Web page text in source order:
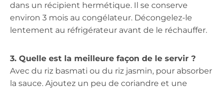
dans un récipient hermétique. Il se conserve
environ 3 mois au congélateur. Décongelez-le
lentement au réfrigérateur avant de le réchauffer.
3. Quelle est la meilleure façon de le servir ?
Avec du riz basmati ou du riz jasmin, pour absorber
la sauce. Ajoutez un peu de coriandre et une